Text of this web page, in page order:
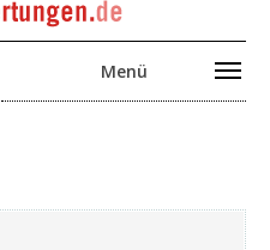
Menü